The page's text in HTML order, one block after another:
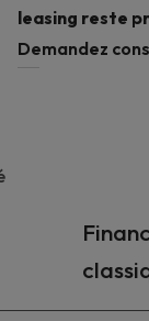
leasing reste
Demandez